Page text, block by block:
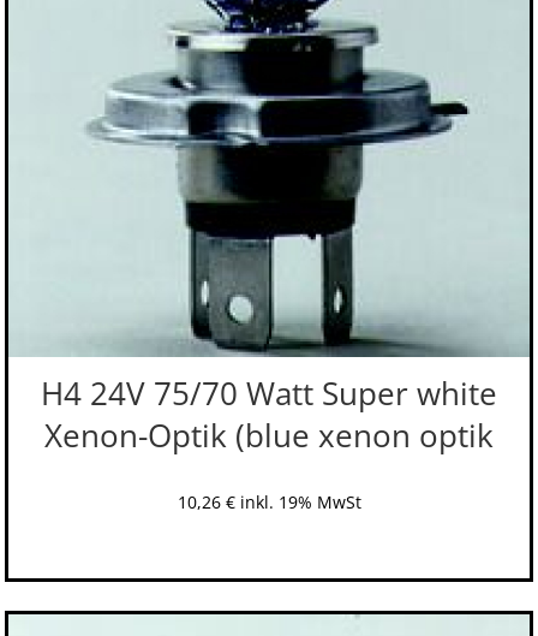
H4 24V 75/70 Watt Super white
Xenon-Optik (blue xenon optik
10,26 € inkl. 19% MwSt